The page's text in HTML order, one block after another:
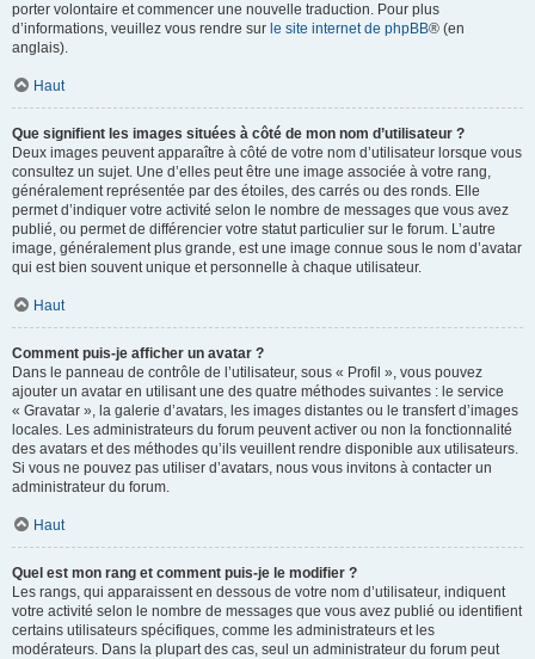
porter volontaire et commencer une nouvelle traduction. Pour plus
d’informations, veuillez vous rendre sur le site internet de phpBB® (en
anglais).
Haut
Que signifient les images situées à côté de mon nom d’utilisateur ?
Deux images peuvent apparaître à côté de votre nom d’utilisateur lorsque vous
consultez un sujet. Une d’elles peut être une image associée à votre rang,
généralement représentée par des étoiles, des carrés ou des ronds. Elle
permet d’indiquer votre activité selon le nombre de messages que vous avez
publié, ou permet de différencier votre statut particulier sur le forum. L’autre
image, généralement plus grande, est une image connue sous le nom d’avatar
qui est bien souvent unique et personnelle à chaque utilisateur.
Haut
Comment puis-je afficher un avatar ?
Dans le panneau de contrôle de l’utilisateur, sous « Profil », vous pouvez
ajouter un avatar en utilisant une des quatre méthodes suivantes : le service
« Gravatar », la galerie d’avatars, les images distantes ou le transfert d’images
locales. Les administrateurs du forum peuvent activer ou non la fonctionnalité
des avatars et des méthodes qu’ils veuillent rendre disponible aux utilisateurs.
Si vous ne pouvez pas utiliser d’avatars, nous vous invitons à contacter un
administrateur du forum.
Haut
Quel est mon rang et comment puis-je le modifier ?
Les rangs, qui apparaissent en dessous de votre nom d’utilisateur, indiquent
votre activité selon le nombre de messages que vous avez publié ou identifient
certains utilisateurs spécifiques, comme les administrateurs et les
modérateurs. Dans la plupart des cas, seul un administrateur du forum peut